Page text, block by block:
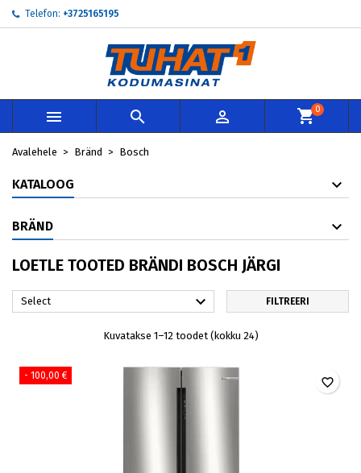
Telefon: +3725165195
   0
Avalehele Bränd Bosch
KATALOOG
BRÄND
LOETLE TOOTED BRÄNDI BOSCH JÄRGI
Select  FILTREERI
Kuvatakse 1–12 toodet (kokku 24)
- 100,00 € favorite_border
My wishlists ×
Create new list
((modalTitle)) ×
((confirmMessage))
((cancelText)) ((modalDeleteText))
Loo soovinimekiri ×
Soovinimekirja nimi
Sisene ×
Te peate olema sisselogitud, et tooteid soovinimekirja